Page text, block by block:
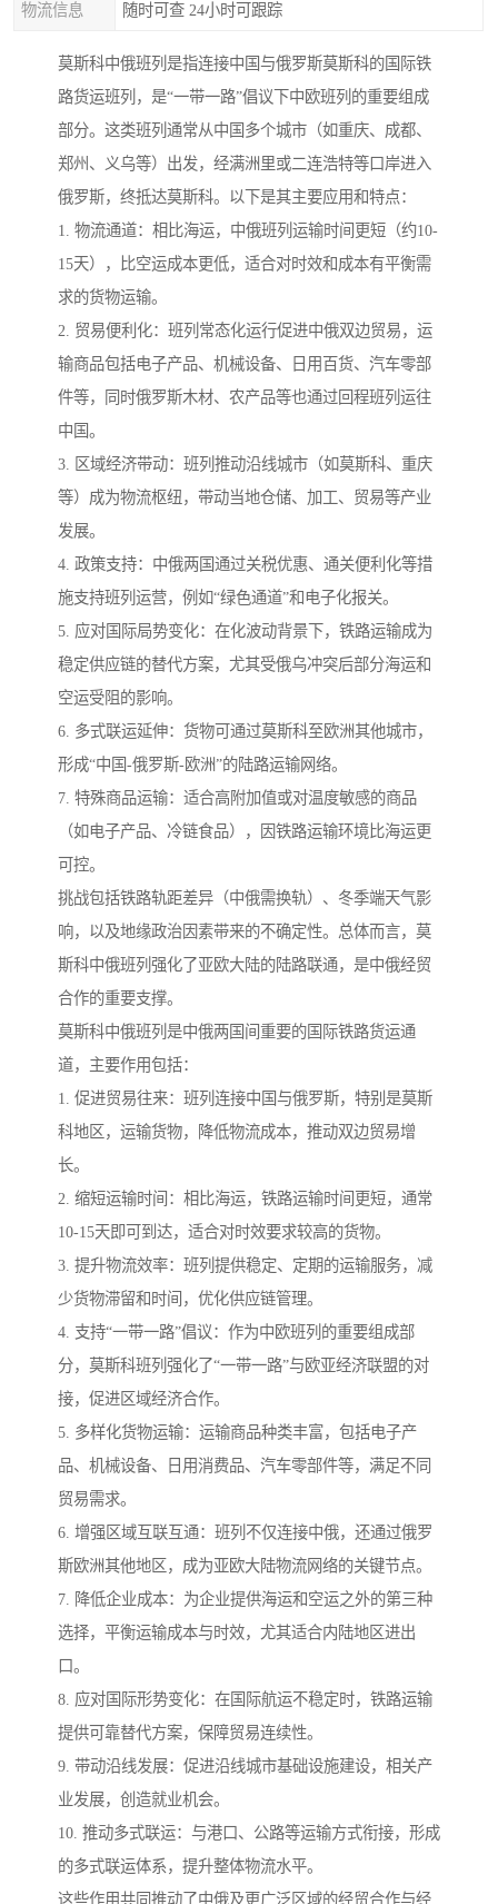
物流信息 随时可查 24小时可跟踪
莫斯科中俄班列是指连接中国与俄罗斯莫斯科的国际铁
路货运班列，是“一带一路”倡议下中欧班列的重要组成
部分。这类班列通常从中国多个城市（如重庆、成都、
郑州、义乌等）出发，经满洲里或二连浩特等口岸进入
俄罗斯，终抵达莫斯科。以下是其主要应用和特点：
1. 物流通道：相比海运，中俄班列运输时间更短（约10-
15天），比空运成本更低，适合对时效和成本有平衡需
求的货物运输。
2. 贸易便利化：班列常态化运行促进中俄双边贸易，运
输商品包括电子产品、机械设备、日用百货、汽车零部
件等，同时俄罗斯木材、农产品等也通过回程班列运往
中国。
3. 区域经济带动：班列推动沿线城市（如莫斯科、重庆
等）成为物流枢纽，带动当地仓储、加工、贸易等产业
发展。
4. 政策支持：中俄两国通过关税优惠、通关便利化等措
施支持班列运营，例如“绿色通道”和电子化报关。
5. 应对国际局势变化：在化波动背景下，铁路运输成为
稳定供应链的替代方案，尤其受俄乌冲突后部分海运和
空运受阻的影响。
6. 多式联运延伸：货物可通过莫斯科至欧洲其他城市，
形成“中国-俄罗斯-欧洲”的陆路运输网络。
7. 特殊商品运输：适合高附加值或对温度敏感的商品
（如电子产品、冷链食品），因铁路运输环境比海运更
可控。
挑战包括铁路轨距差异（中俄需换轨）、冬季端天气影
响，以及地缘政治因素带来的不确定性。总体而言，莫
斯科中俄班列强化了亚欧大陆的陆路联通，是中俄经贸
合作的重要支撑。
莫斯科中俄班列是中俄两国间重要的国际铁路货运通
道，主要作用包括：
1. 促进贸易往来：班列连接中国与俄罗斯，特别是莫斯
科地区，运输货物，降低物流成本，推动双边贸易增
长。
2. 缩短运输时间：相比海运，铁路运输时间更短，通常
10-15天即可到达，适合对时效要求较高的货物。
3. 提升物流效率：班列提供稳定、定期的运输服务，减
少货物滞留和时间，优化供应链管理。
4. 支持“一带一路”倡议：作为中欧班列的重要组成部
分，莫斯科班列强化了“一带一路”与欧亚经济联盟的对
接，促进区域经济合作。
5. 多样化货物运输：运输商品种类丰富，包括电子产
品、机械设备、日用消费品、汽车零部件等，满足不同
贸易需求。
6. 增强区域互联互通：班列不仅连接中俄，还通过俄罗
斯欧洲其他地区，成为亚欧大陆物流网络的关键节点。
7. 降低企业成本：为企业提供海运和空运之外的第三种
选择，平衡运输成本与时效，尤其适合内陆地区进出
口。
8. 应对国际形势变化：在国际航运不稳定时，铁路运输
提供可靠替代方案，保障贸易连续性。
9. 带动沿线发展：促进沿线城市基础设施建设，相关产
业发展，创造就业机会。
10. 推动多式联运：与港口、公路等运输方式衔接，形成
的多式联运体系，提升整体物流水平。
这些作用共同推动了中俄及更广泛区域的经贸合作与经